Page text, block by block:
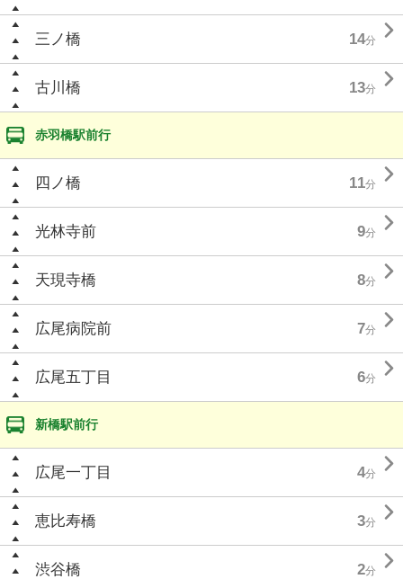
三ノ橋 14分 
古川橋 13分 
赤羽橋駅前行
四ノ橋 11分 
光林寺前 9分 
天現寺橋 8分 
広尾病院前 7分 
広尾五丁目 6分 
新橋駅前行
広尾一丁目 4分 
恵比寿橋 3分 
渋谷橋 2分 